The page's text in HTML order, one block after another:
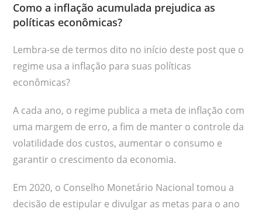
Como a inflação acumulada prejudica as
políticas econômicas?
Lembra-se de termos dito no início deste post que o
regime usa a inflação para suas políticas
econômicas?
A cada ano, o regime publica a meta de inflação com
uma margem de erro, a fim de manter o controle da
volatilidade dos custos, aumentar o consumo e
garantir o crescimento da economia.
Em 2020, o Conselho Monetário Nacional tomou a
decisão de estipular e divulgar as metas para o ano